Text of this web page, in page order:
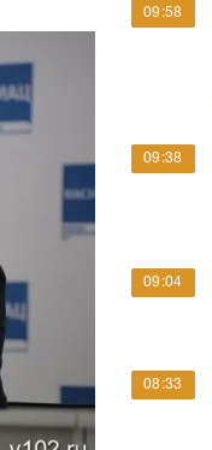
09:58
09:38
09:04
08:33